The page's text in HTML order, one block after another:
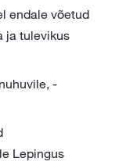
endale võetud
ja tulevikus
-
Lepingus